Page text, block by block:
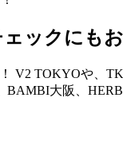
ックにも
V2 TOKYOや、
大阪、